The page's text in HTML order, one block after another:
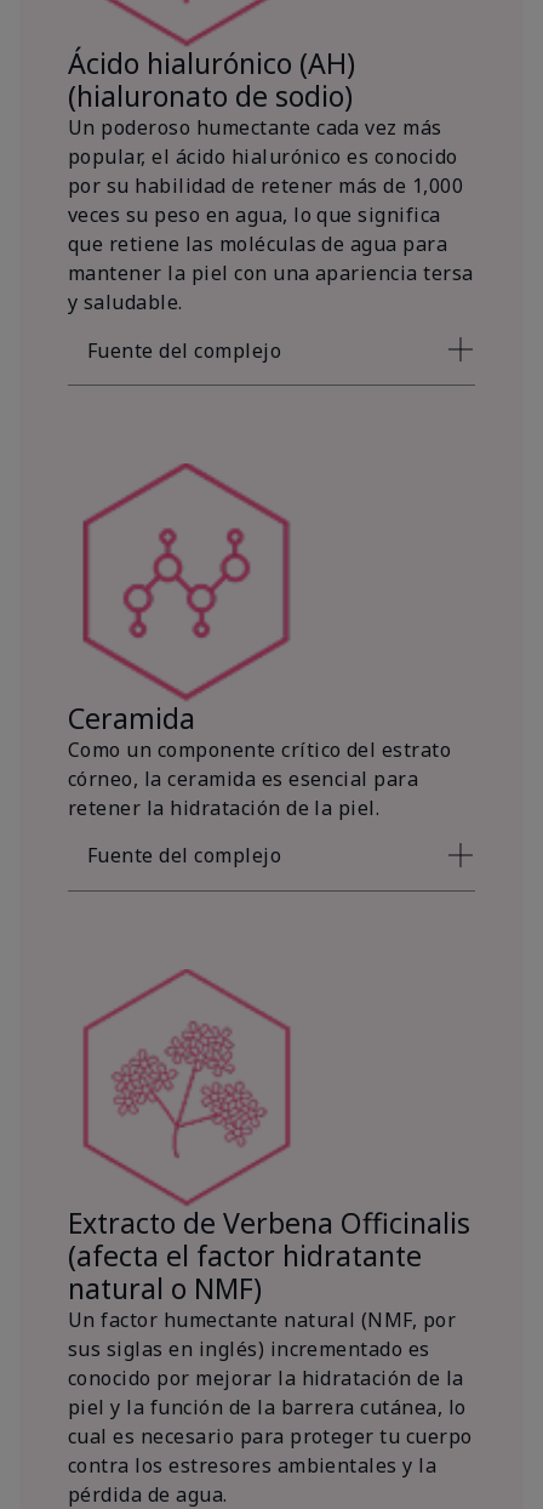
Ácido hialurónico (AH)
(hialuronato de sodio)
Un poderoso humectante cada vez más
popular, el ácido hialurónico es conocido
por su habilidad de retener más de 1,000
veces su peso en agua, lo que significa
que retiene las moléculas de agua para
mantener la piel con una apariencia tersa
y saludable.
Fuente del complejo
Ceramida
Como un componente crítico del estrato
córneo, la ceramida es esencial para
retener la hidratación de la piel.
Fuente del complejo
Extracto de Verbena Officinalis
(afecta el factor hidratante
natural o NMF)
Un factor humectante natural (NMF, por
sus siglas en inglés) incrementado es
conocido por mejorar la hidratación de la
piel y la función de la barrera cutánea, lo
cual es necesario para proteger tu cuerpo
contra los estresores ambientales y la
pérdida de agua.